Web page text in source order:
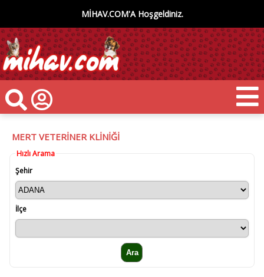
MİHAV.COM'A Hoşgeldiniz.
MERT VETERİNER KLİNİĞİ
Hızlı Arama
Şehir
İlçe